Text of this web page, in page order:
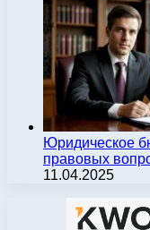
Юридическое
правовых
11.04.2025